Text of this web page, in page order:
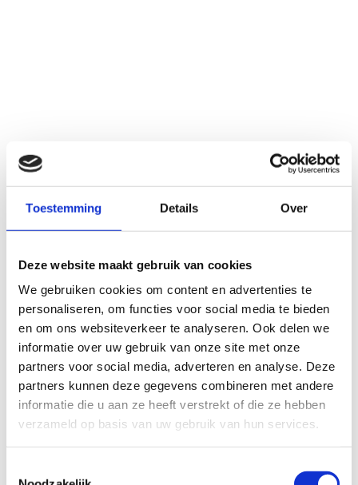
Toestemming Details Over
Deze website maakt gebruik van cookies
We gebruiken cookies om content en advertenties te
personaliseren, om functies voor social media te bieden
en om ons websiteverkeer te analyseren. Ook delen we
informatie over uw gebruik van onze site met onze
partners voor social media, adverteren en analyse. Deze
partners kunnen deze gegevens combineren met andere
informatie die u aan ze heeft verstrekt of die ze hebben
verzameld op basis van uw gebruik van hun services.